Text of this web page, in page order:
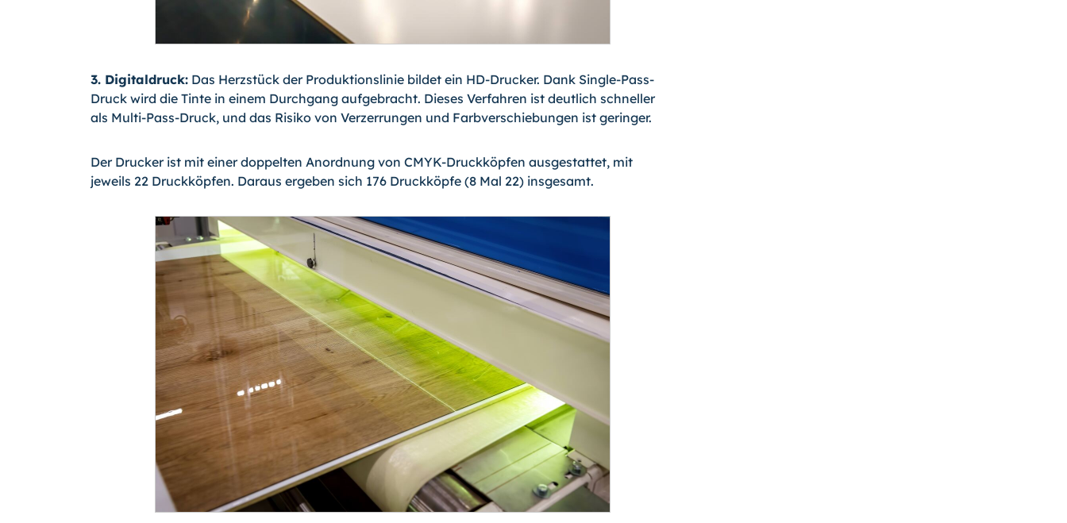
3. Digitaldruck: Das Herzstück der Produktionslinie bildet ein HD-Drucker. Dank Single-Pass-
Druck wird die Tinte in einem Durchgang aufgebracht. Dieses Verfahren ist deutlich schneller
als Multi-Pass-Druck, und das Risiko von Verzerrungen und Farbverschiebungen ist geringer.
Der Drucker ist mit einer doppelten Anordnung von CMYK-Druckköpfen ausgestattet, mit
jeweils 22 Druckköpfen. Daraus ergeben sich 176 Druckköpfe (8 Mal 22) insgesamt.